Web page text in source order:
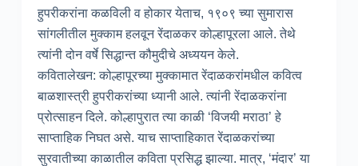
हुपरीकरांना कळविली व होकार येताच, १९०९ च्या सुमारास
सांगलीतील मुक्काम हलवून रेंदाळकर कोल्हापूरला आले. तेथे
त्यांनी दोन वर्षे सिद्धान्त कौमुदीचे अध्ययन केले.
कवितालेखन: कोल्हापूरच्या मुक्कामात रेंदाळकरांमधील कवित्व
बाळशास्त्री हुपरीकरांच्या ध्यानी आले. त्यांनी रेंदाळकरांना
प्रोत्साहन दिले. कोल्हापुरात त्या काळी ‘विजयी मराठा’ हे
साप्ताहिक निघत असे. याच साप्ताहिकात रेंदाळकरांच्या
सुरवातीच्या काळातील कविता प्रसिद्ध झाल्या. मात्र, ‘मंदार’ या